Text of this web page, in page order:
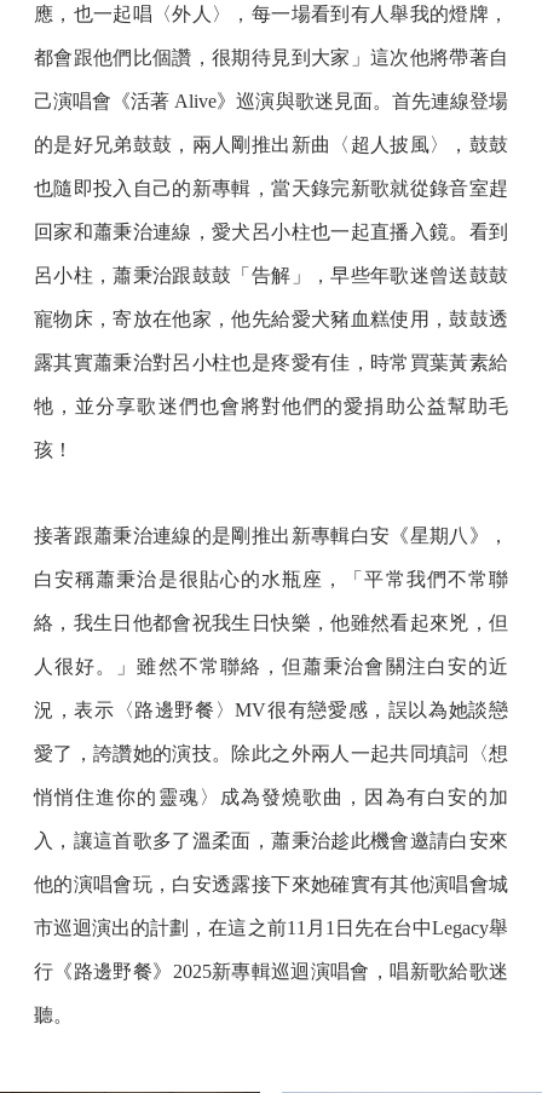
應，也一起唱〈外人〉，每一場看到有人舉我的燈牌，
都會跟他們比個讚，很期待見到大家」這次他將帶著自
己演唱會《活著 Alive》巡演與歌迷見面。首先連線登場
的是好兄弟鼓鼓，兩人剛推出新曲〈超人披風〉，鼓鼓
也隨即投入自己的新專輯，當天錄完新歌就從錄音室趕
回家和蕭秉治連線，愛犬呂小柱也一起直播入鏡。看到
呂小柱，蕭秉治跟鼓鼓「告解」，早些年歌迷曾送鼓鼓
寵物床，寄放在他家，他先給愛犬豬血糕使用，鼓鼓透
露其實蕭秉治對呂小柱也是疼愛有佳，時常買葉黃素給
牠，並分享歌迷們也會將對他們的愛捐助公益幫助毛
孩！
接著跟蕭秉治連線的是剛推出新專輯白安《星期八》，
白安稱蕭秉治是很貼心的水瓶座，「平常我們不常聯
絡，我生日他都會祝我生日快樂，他雖然看起來兇，但
人很好。」雖然不常聯絡，但蕭秉治會關注白安的近
況，表示〈路邊野餐〉MV很有戀愛感，誤以為她談戀
愛了，誇讚她的演技。除此之外兩人一起共同填詞〈想
悄悄住進你的靈魂〉成為發燒歌曲，因為有白安的加
入，讓這首歌多了溫柔面，蕭秉治趁此機會邀請白安來
他的演唱會玩，白安透露接下來她確實有其他演唱會城
市巡迴演出的計劃，在這之前11月1日先在台中Legacy舉
行《路邊野餐》2025新專輯巡迴演唱會，唱新歌給歌迷
聽。